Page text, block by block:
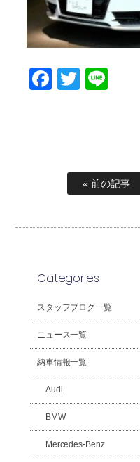
Facebook
Twitter
« 前の記事
Categories
スタッフブログ一覧
ニュース一覧
納車情報一覧
Audi
BMW
Mercedes-Benz